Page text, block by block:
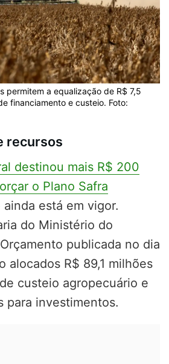
permitem a equalização de R$ 7,5
financiamento e custeio. Foto:
recursos
destinou mais R$ 200
o Plano Safra
ainda está em vigor.
do Ministério do
publicada no dia
alocados R$ 89,1 milhões
custeio agropecuário e
para investimentos.